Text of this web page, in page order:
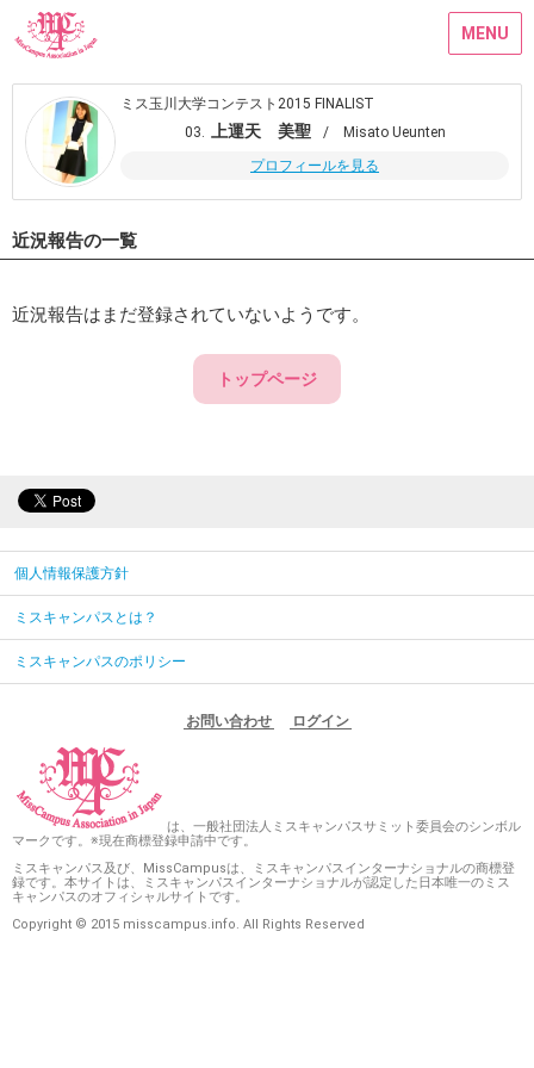
MENU
ミス玉川大学コンテスト2015 FINALIST
03.
上運天 美聖
/ Misato Ueunten
プロフィールを見る
近況報告の一覧
近況報告はまだ登録されていないようです。
トップページ
個人情報保護方針
ミスキャンパスとは？
ミスキャンパスのポリシー
お問い合わせ ログイン
は、一般社団法人ミスキャンパスサミット委員会のシンボル
マークです。※現在商標登録申請中です。
ミスキャンパス及び、MissCampusは、ミスキャンパスインターナショナルの商標登
録です。本サイトは、ミスキャンパスインターナショナルが認定した日本唯一のミス
キャンパスのオフィシャルサイトです。
Copyright © 2015 misscampus.info. All Rights Reserved